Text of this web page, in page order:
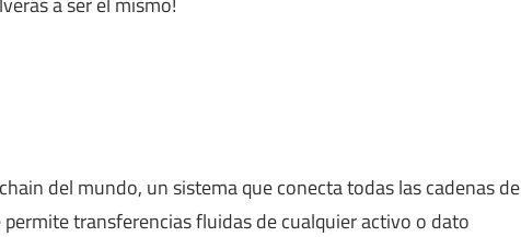
del mundo, un sistema que conecta todas las cadenas de
transferencias fluidas de cualquier activo o dato